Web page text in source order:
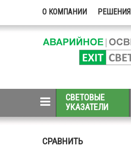
О КОМПАНИИ РЕШЕНИЯ
СВЕТОВЫЕ
УКАЗАТЕЛИ
СРАВНИТЬ